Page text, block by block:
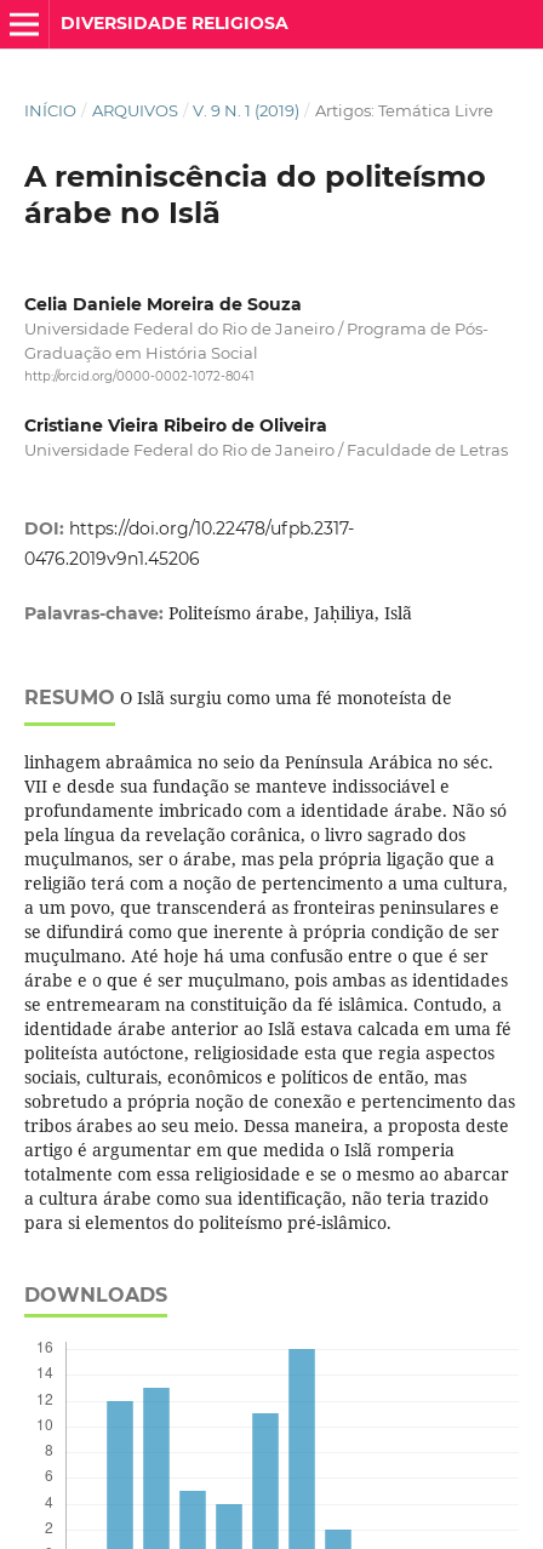
DIVERSIDADE RELIGIOSA
INÍCIO / ARQUIVOS / V. 9 N. 1 (2019) / Artigos: Temática Livre
A reminiscência do politeísmo
árabe no Islã
Celia Daniele Moreira de Souza
Universidade Federal do Rio de Janeiro / Programa de Pós-
Graduação em História Social
http://orcid.org/0000-0002-1072-8041
Cristiane Vieira Ribeiro de Oliveira
Universidade Federal do Rio de Janeiro / Faculdade de Letras
DOI: https://doi.org/10.22478/ufpb.2317-
0476.2019v9n1.45206
Palavras-chave: Politeísmo árabe, Jaḥiliya, Islã
RESUMO O Islã surgiu como uma fé monoteísta de
linhagem abraâmica no seio da Península Arábica no séc.
VII e desde sua fundação se manteve indissociável e
profundamente imbricado com a identidade árabe. Não só
pela língua da revelação corânica, o livro sagrado dos
muçulmanos, ser o árabe, mas pela própria ligação que a
religião terá com a noção de pertencimento a uma cultura,
a um povo, que transcenderá as fronteiras peninsulares e
se difundirá como que inerente à própria condição de ser
muçulmano. Até hoje há uma confusão entre o que é ser
árabe e o que é ser muçulmano, pois ambas as identidades
se entremearam na constituição da fé islâmica. Contudo, a
identidade árabe anterior ao Islã estava calcada em uma fé
politeísta autóctone, religiosidade esta que regia aspectos
sociais, culturais, econômicos e políticos de então, mas
sobretudo a própria noção de conexão e pertencimento das
tribos árabes ao seu meio. Dessa maneira, a proposta deste
artigo é argumentar em que medida o Islã romperia
totalmente com essa religiosidade e se o mesmo ao abarcar
a cultura árabe como sua identificação, não teria trazido
para si elementos do politeísmo pré-islâmico.
DOWNLOADS